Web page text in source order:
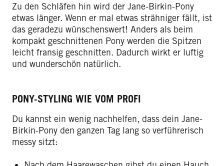
Zu den Schläfen hin wird der Jane-Birkin-Pony
etwas länger. Wenn er mal etwas strähniger fällt, ist
das geradezu wünschenswert! Anders als beim
kompakt geschnittenen Pony werden die Spitzen
leicht fransig geschnitten. Dadurch wirkt er luftig
und wunderschön natürlich.
PONY-STYLING WIE VOM PROFI
Du kannst ein wenig nachhelfen, dass dein Jane-
Birkin-Pony den ganzen Tag lang so verführerisch
messy sitzt: